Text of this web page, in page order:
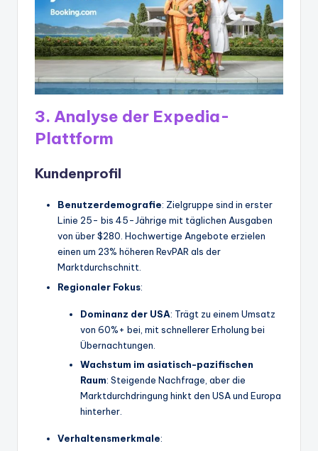
3. Analyse der Expedia-
Plattform
Kundenprofil
Benutzerdemografie: Zielgruppe sind in erster
Linie 25- bis 45-Jährige mit täglichen Ausgaben
von über $280. Hochwertige Angebote erzielen
einen um 23% höheren RevPAR als der
Marktdurchschnitt.
Regionaler Fokus:
Dominanz der USA: Trägt zu einem Umsatz
von 60%+ bei, mit schnellerer Erholung bei
Übernachtungen.
Wachstum im asiatisch-pazifischen
Raum: Steigende Nachfrage, aber die
Marktdurchdringung hinkt den USA und Europa
hinterher.
Verhaltensmerkmale: